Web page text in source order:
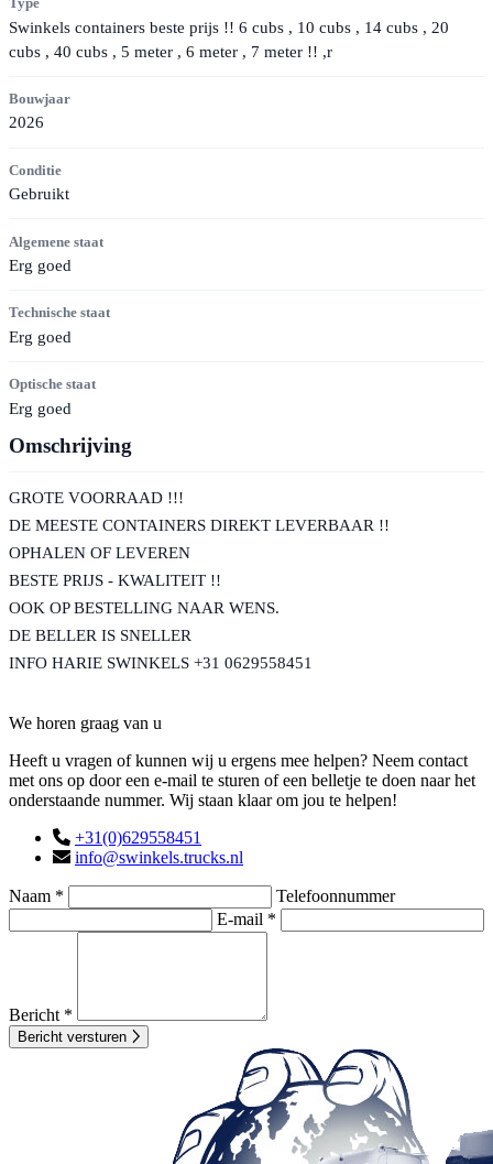
Swinkels containers beste prijs !! 6 cubs , 10 cubs , 14 cubs , 20
cubs , 40 cubs , 5 meter , 6 meter , 7 meter !! ,r
Bouwjaar
2026
Conditie
Gebruikt
Algemene staat
Erg goed
Technische staat
Erg goed
Optische staat
Erg goed
Omschrijving
GROTE VOORRAAD !!!
DE MEESTE CONTAINERS DIREKT LEVERBAAR !!
OPHALEN OF LEVEREN
BESTE PRIJS - KWALITEIT !!
OOK OP BESTELLING NAAR WENS.
DE BELLER IS SNELLER
INFO HARIE SWINKELS +31 0629558451
We horen graag van u
Heeft u vragen of kunnen wij u ergens mee helpen? Neem contact
met ons op door een e-mail te sturen of een belletje te doen naar het
onderstaande nummer. Wij staan klaar om jou te helpen!
+31(0)629558451
info@swinkels.trucks.nl
Naam *
Telefoonnummer
E-mail *
Bericht *
Bericht versturen